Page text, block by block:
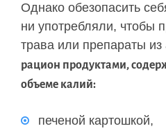
Однако обезопасить
ни употребляли, чтобы
трава или препараты из
рацион продуктами,
объеме калий:
печеной картошкой,